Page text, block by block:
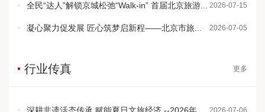
2026-07-15
全民“达人”解锁京城松弛“Walk-in” 首届北京旅游攻略超级大赛开始
2026-07-05
凝心聚力促发展 匠心筑梦启新程——北京市旅游行业工会联合会正式成立
更多
行业传真
2026-07-06